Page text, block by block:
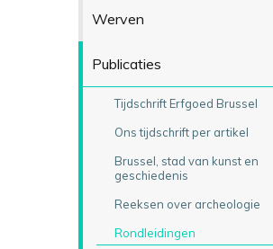
Werven
Publicaties
Tijdschrift Erfgoed Brussel
Ons tijdschrift per artikel
Brussel, stad van kunst en
geschiedenis
Reeksen over archeologie
Rondleidingen